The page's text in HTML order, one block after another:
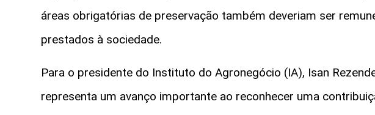
áreas obrigatórias de preservação também deveriam ser
prestados à sociedade.
Para o presidente do Instituto do Agronegócio (IA), Isan
representa um avanço importante ao reconhecer uma